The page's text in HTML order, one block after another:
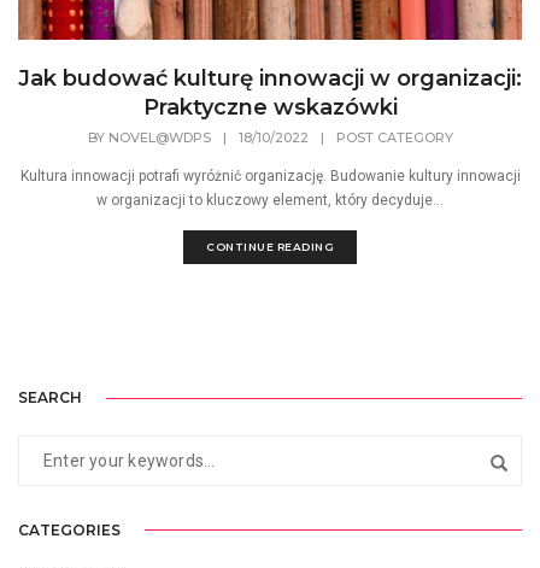
Jak budować kulturę innowacji w organizacji:
Praktyczne wskazówki
BY NOVEL@WDPS | 18/10/2022 | POST CATEGORY
Kultura innowacji potrafi wyróżnić organizację. Budowanie kultury innowacji
w organizacji to kluczowy element, który decyduje...
CONTINUE READING
SEARCH
CATEGORIES